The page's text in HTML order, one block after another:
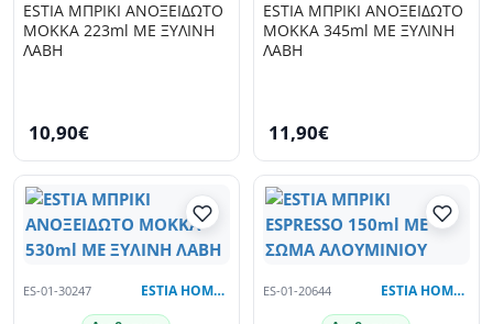
ESTIA ΜΠΡΙΚΙ ΑΝΟΞΕΙΔΩΤΟ
MOKKA 223ml ΜΕ ΞΥΛΙΝΗ
ΛΑΒΗ
10,90€
ESTIA ΜΠΡΙΚΙ ΑΝΟΞΕΙΔΩΤΟ
MOKKA 345ml ΜΕ ΞΥΛΙΝΗ
ΛΑΒΗ
11,90€
ES-01-30247 ESTIA HOME ART ES-01-20644 ESTIA HOME ART